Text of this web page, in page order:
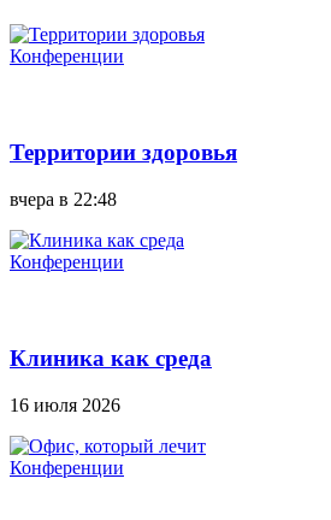
Конференции
Территории здоровья
вчера в 22:48
Конференции
Клиника как среда
16 июля 2026
Конференции